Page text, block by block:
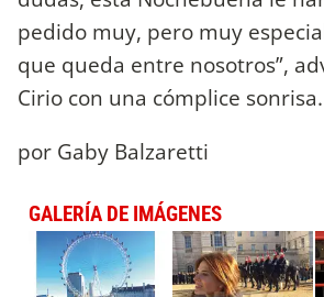
pedido muy, pero muy
que queda entre nosotros”,
Cirio con una cómplice sonrisa.
por Gaby Balzaretti
GALERÍA DE IMÁGENES